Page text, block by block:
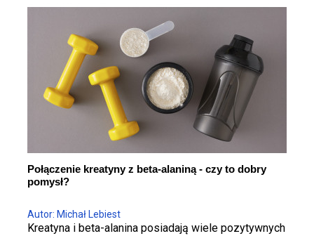
Połączenie kreatyny z beta-alaniną - czy to dobry
pomysł?
Autor: Michał Lebiest
Kreatyna i beta-alanina posiadają wiele pozytywnych